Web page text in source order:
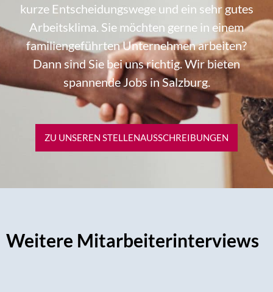
kurze Entscheidungswege und ein sehr gutes
Arbeitsklima. Sie möchten gerne in einem
familiengeführten Unternehmen arbeiten?
Dann sind Sie bei uns richtig. Wir bieten
spannende Jobs in Salzburg.
ZU UNSEREN STELLEN­AUSSCHREIBUNGEN
Weitere Mitarbeiterinterviews